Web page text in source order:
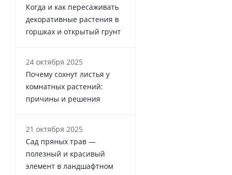
Когда и как пересаживать
декоративные растения в
горшках и открытый грунт
24 октября 2025
Почему сохнут листья у
комнатных растений:
причины и решения
21 октября 2025
Сад пряных трав —
полезный и красивый
элемент в ландшафтном